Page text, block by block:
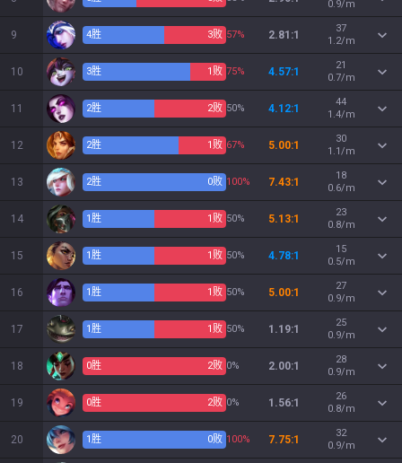
0.9/m
9 4胜 3败 57% 2.81:1
37
1.2/m
10 3胜 1 败 75% 4.57:1
21
0.7/m
11 2胜 2败 50% 4.12:1
44
1.4/m
12 2胜 1 败 67% 5.00:1
30
1.1/m
13 2胜 0败 100% 7.43:1
18
0.6/m
14 1胜 1 败 50% 5.13:1
23
0.8/m
15 1胜 1 败 50% 4.78:1
15
0.5/m
16 1胜 1 败 50% 5.00:1
27
0.9/m
17 1胜 1 败 50% 1.19:1
25
0.9/m
18 0胜 2败 0% 2.00:1
28
0.9/m
19 0胜 2败 0% 1.56:1
26
0.8/m
20 1胜 0败 100% 7.75:1
32
0.9/m